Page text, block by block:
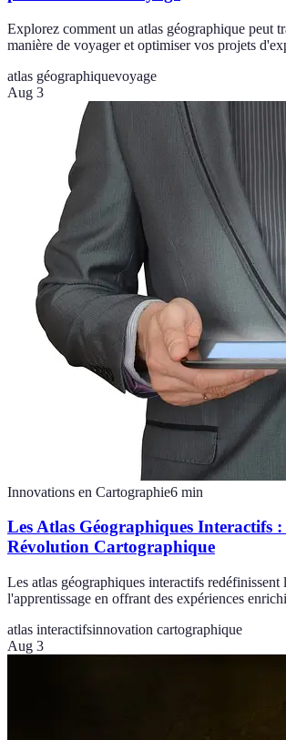
Explorez comment un atlas géographique peut
manière de voyager et optimiser vos projets
atlas géographiquevoyage
Aug 3
Innovations en Cartographie6 min
Les Atlas Géographiques Interactifs :
Révolution Cartographique
Les atlas géographiques interactifs
l'apprentissage en offrant des expériences
atlas interactifsinnovation cartographique
Aug 3